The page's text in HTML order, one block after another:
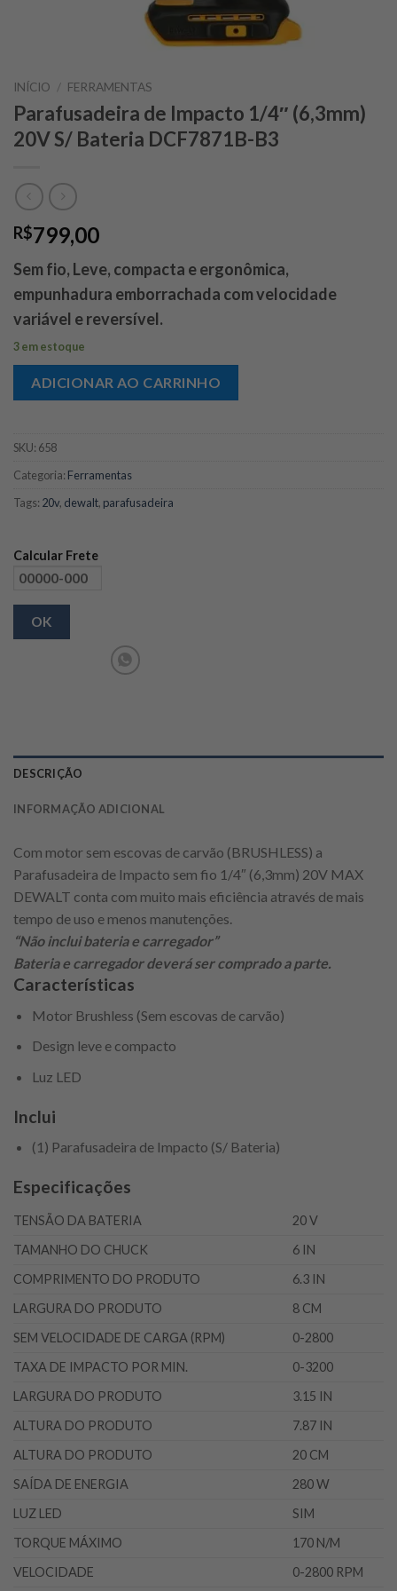
INÍCIO / FERRAMENTAS
Parafusadeira de Impacto 1/4″ (6,3mm)
20V S/ Bateria DCF7871B-B3
R$799,00
Sem fio, Leve, compacta e ergonômica,
empunhadura emborrachada com velocidade
variável e reversível.
3 em estoque
ADICIONAR AO CARRINHO
SKU: 658
Categoria: Ferramentas
Tags: 20v, dewalt, parafusadeira
Calcular Frete
OK
DESCRIÇÃO
INFORMAÇÃO ADICIONAL
Com motor sem escovas de carvão (BRUSHLESS) a
Parafusadeira de Impacto sem fio 1/4″ (6,3mm) 20V MAX
DEWALT conta com muito mais eficiência através de mais
tempo de uso e menos manutenções.
“Não inclui bateria e carregador”
Bateria e carregador deverá ser comprado a parte.
Características
Motor Brushless (Sem escovas de carvão)
Design leve e compacto
Luz LED
Inclui
(1) Parafusadeira de Impacto (S/ Bateria)
Especificações
TENSÃO DA BATERIA
20 V
TAMANHO DO CHUCK
6 IN
COMPRIMENTO DO PRODUTO
6.3 IN
LARGURA DO PRODUTO
8 CM
SEM VELOCIDADE DE CARGA (RPM)
0-2800
TAXA DE IMPACTO POR MIN.
0-3200
LARGURA DO PRODUTO
3.15 IN
ALTURA DO PRODUTO
7.87 IN
ALTURA DO PRODUTO
20 CM
SAÍDA DE ENERGIA
280 W
LUZ LED
SIM
TORQUE MÁXIMO
170 N/M
VELOCIDADE
0-2800 RPM